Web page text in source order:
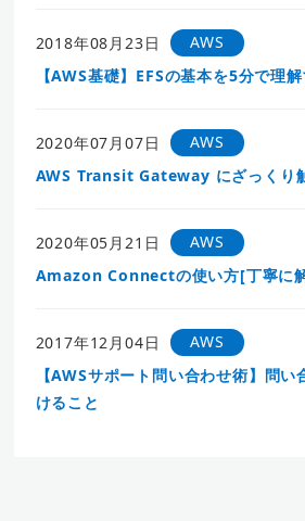
2018年08月23日
AWS
【AWS基礎】EFSの基本を5分で理
2020年07月07日
AWS
AWS Transit Gateway にざっくり
2020年05月21日
AWS
Amazon Connectの使い方[丁寧に
2017年12月04日
AWS
【AWSサポート問い合わせ術】問
けること